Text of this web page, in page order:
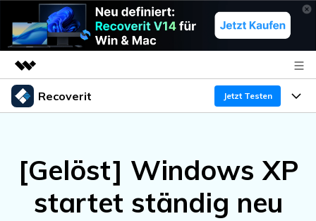
Top-Produkte
Überblick
Lösungen
Über uns
Presseraum
Recoverit Jetzt Testen
Recoverit für Windows
KI
Ein führendes Tool zur Datenrettung für Windows
Funktionen
Wiederherstellung von Laufwerken
Ressourcen
[Gelöst] Windows XP
startet ständig neu